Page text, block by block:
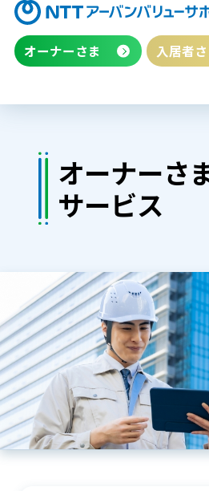
オーナーさま 入居者さ
オーナーさ
サービス